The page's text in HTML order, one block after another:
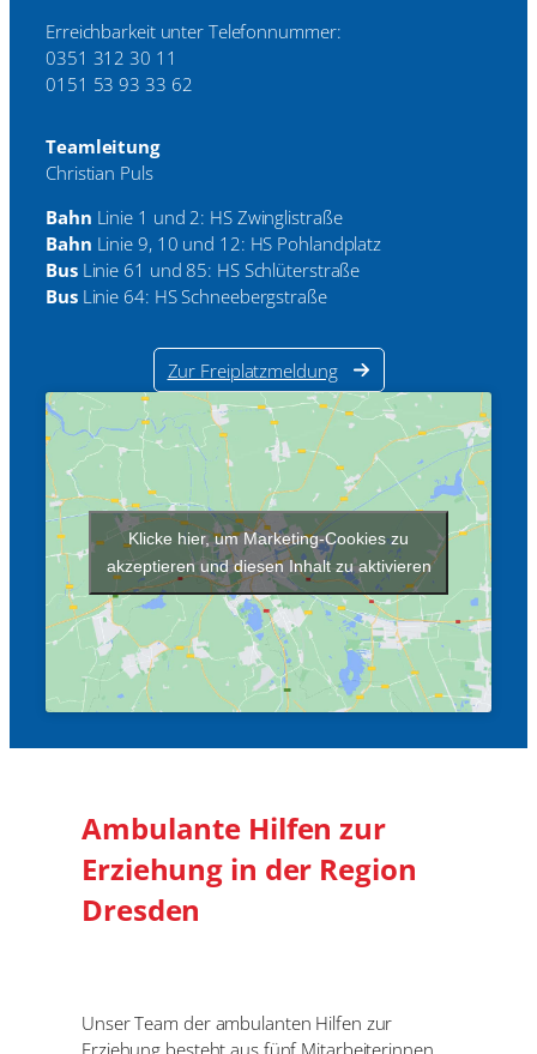
Erreichbarkeit unter Telefonnummer:
0351 312 30 11
0151 53 93 33 62
Teamleitung
Christian Puls
Bahn Linie 1 und 2: HS Zwinglistraße
Bahn Linie 9, 10 und 12: HS Pohlandplatz
BusLinie 61 und 85: HS Schlüterstraße
BusLinie 64: HS Schneebergstraße
Zur Freiplatzmeldung
Klicke hier, um Marketing-Cookies zu
akzeptieren und diesen Inhalt zu aktivieren
Ambulante Hilfen zur
Erziehung in der Region
Dresden
Unser Team der ambulanten Hilfen zur
Erziehung besteht aus fünf Mitarbeiterinnen.